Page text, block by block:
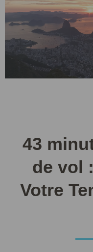
43
de vol
Votre